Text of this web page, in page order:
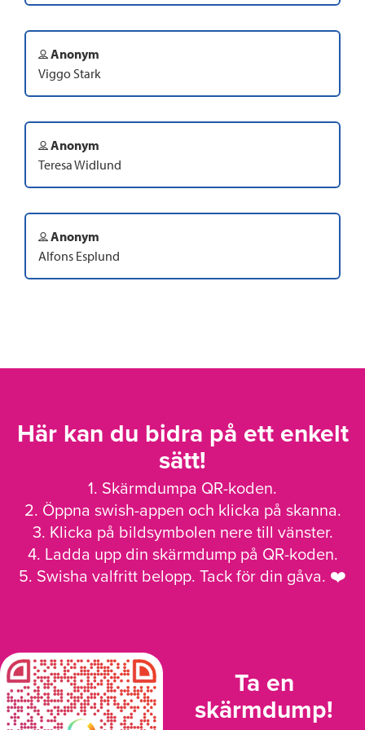
Anonym
Viggo Stark
Anonym
Teresa Widlund
Anonym
Alfons Esplund
Här kan du bidra på ett enkelt
sätt!
1. Skärmdumpa QR-koden.
2. Öppna swish-appen och klicka på skanna.
3. Klicka på bildsymbolen nere till vänster.
4. Ladda upp din skärmdump på QR-koden.
5. Swisha valfritt belopp. Tack för din gåva. ❤️
Ta en
skärmdump!